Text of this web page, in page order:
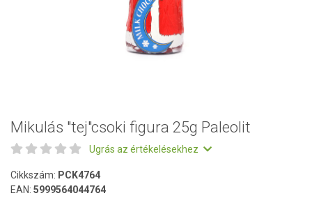
Mikulás "tej"csoki figura 25g Paleolit
Ugrás az értékelésekhez
Cikkszám: PCK4764
EAN: 5999564044764